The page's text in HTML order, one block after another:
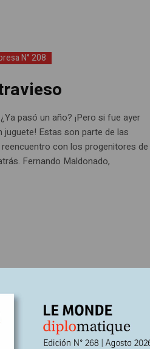
N° 208
pasó un año? ¡Pero si fue ayer
juguete! Estas son parte de las
con los progenitores de
Fernando Maldonado,
de la